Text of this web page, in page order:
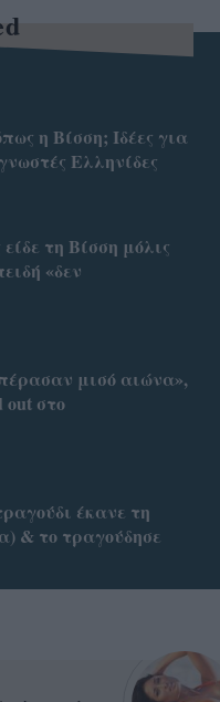
η Βίσση; Ιδέες για
Ελληνίδες
τη Βίσση μόλις
«δεν
μισό αιώνα»,
out στο
έκανε τη
& το τραγούδησε